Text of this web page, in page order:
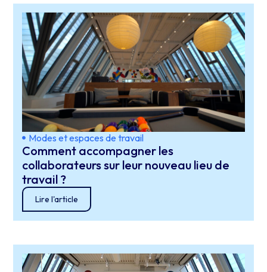
Modes et espaces de travail
Comment accompagner les
collaborateurs sur leur nouveau lieu de
travail ?
Lire l'article